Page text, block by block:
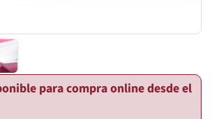
para compra online desde el